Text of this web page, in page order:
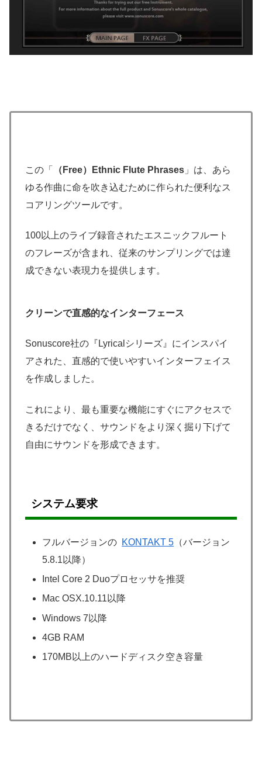
この「 （Free）Ethnic Flute Phrases 」は、あら
ゆる作曲に命を吹き込むために作られた便利なス
コアリングツールです。
100以上のライブ録音されたエスニックフルート
のフレーズが含まれ、従来のサンプリングでは達
成できない表現力を提供します。
クリーンで直感的なインターフェース
Sonuscore社の『Lyricalシリーズ』にインスパイ
アされた、直感的で使いやすいインターフェイス
を作成しました。
これにより、最も重要な機能にすぐにアクセスで
きるだけでなく、サウンドをより深く掘り下げて
自由にサウンドを形成できます。
システム要求
フルバージョンの KONTAKT 5 （バージョン
5.8.1以降）
Intel Core 2 Duoプロセッサを推奨
Mac OSX.10.11以降
Windows 7以降
4GB RAM
170MB以上のハードディスク空き容量